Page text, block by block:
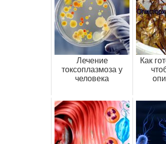
Лечение
токсоплазмоза у
человека
Как